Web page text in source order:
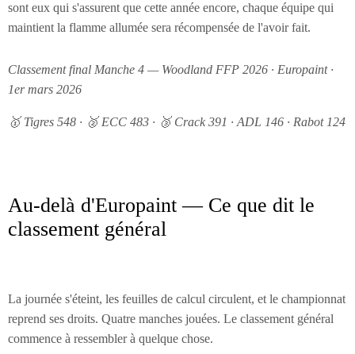
sont eux qui s'assurent que cette année encore, chaque équipe qui
maintient la flamme allumée sera récompensée de l'avoir fait.
Classement final Manche 4 — Woodland FFP 2026 · Europaint ·
1er mars 2026
🥇 Tigres 548 · 🥈 ECC 483 · 🥉 Crack 391 · ADL 146 · Rabot 124
Au-delà d'Europaint — Ce que dit le
classement général
La journée s'éteint, les feuilles de calcul circulent, et le championnat
reprend ses droits. Quatre manches jouées. Le classement général
commence à ressembler à quelque chose.